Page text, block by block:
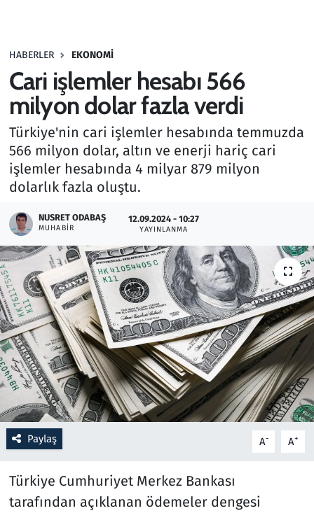
HABERLER EKONOMI
Cari işlemler hesabı 566
milyon dolar fazla verdi
Türkiye'nin cari işlemler hesabında temmuzda
566 milyon dolar, altın ve enerji hariç cari
işlemler hesabında 4 milyar 879 milyon
dolarlık fazla oluştu.
NUSRET ODABAŞ
MUHABIR
12.09.2024 - 10:27
YAYINLANMA
Paylaş A- A+
Türkiye Cumhuriyet Merkez Bankası
tarafından açıklanan ödemeler dengesi
Haber
Kültür Sanat
Kurumsal Haberler
Lezzet Durağı
Oyun
Ramazan
Resmi İlanlar
Rüya Tabirleri
Sağlık
Savunma Sanayi
Seçim 2023